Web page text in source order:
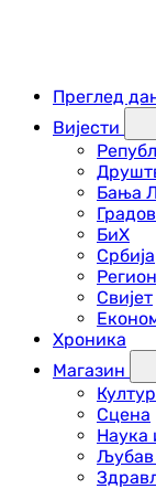
Преглед
Вијести
Бања
БиХ
Србија
Регион
Свијет
Хроника
Магазин
Сцена
Наука
Љубав